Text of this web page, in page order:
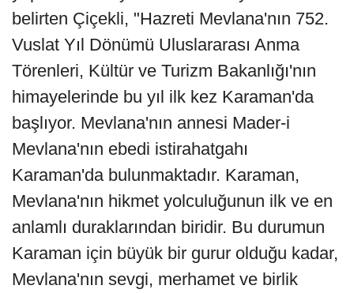
belirten Çiçekli, "Hazreti Mevlana'nın 752.
Vuslat Yıl Dönümü Uluslararası Anma
Törenleri, Kültür ve Turizm Bakanlığı'nın
himayelerinde bu yıl ilk kez Karaman'da
başlıyor. Mevlana'nın annesi Mader-i
Mevlana'nın ebedi istirahatgahı
Karaman'da bulunmaktadır. Karaman,
Mevlana'nın hikmet yolculuğunun ilk ve en
anlamlı duraklarından biridir. Bu durumun
Karaman için büyük bir gurur olduğu kadar,
Mevlana'nın sevgi, merhamet ve birlik